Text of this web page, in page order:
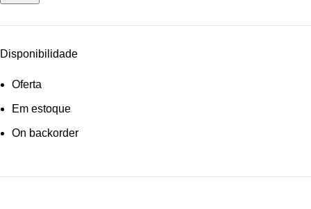
Disponibilidade
Oferta
Em estoque
On backorder